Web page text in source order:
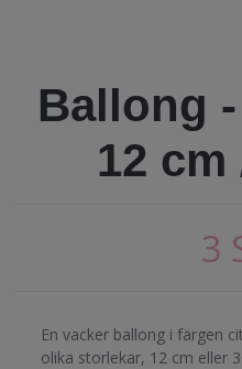
Ballong
12 cm
3
En vacker ballong i färgen
olika storlekar, 12 cm eller